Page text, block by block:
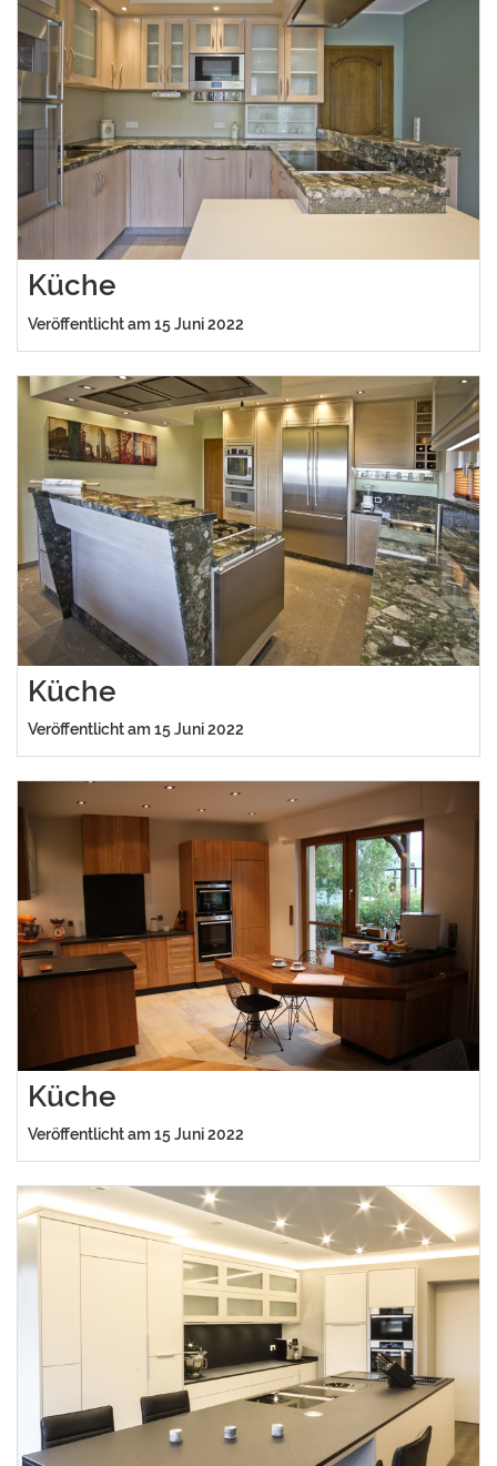
Küche
Veröffentlicht am 15 Juni 2022
Küche
Veröffentlicht am 15 Juni 2022
Küche
Veröffentlicht am 15 Juni 2022